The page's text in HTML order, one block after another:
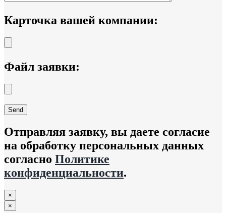
Карточка вашей компании:
Файл заявки:
Отправляя заявку, вы даете согласие
на обработку персональных данных
согласно Политике
конфиденциальности.
×
×